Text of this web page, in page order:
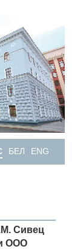
БЕЛ ENG
Сивец
ООО